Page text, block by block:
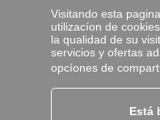
Visitando esta
utilizacíon de
la qualidad de su
servicios y ofertas
opcíones de
Está
transferencia bancaria
AYUDA Y SERVICIOS
Localice su envío